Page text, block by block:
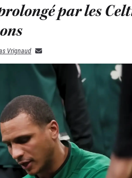
par les
Vrignaud